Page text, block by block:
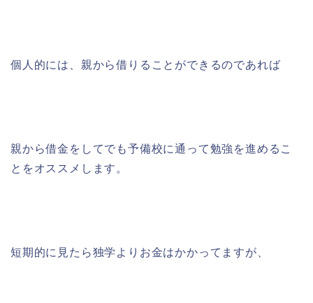
個人的には、親から借りることができるのであれば
親から借金をしてでも予備校に通って勉強を進めるこ
とをオススメします。
短期的に見たら独学よりお金はかかってますが、